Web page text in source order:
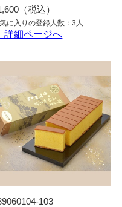
（税込）
に入りの登録人数：3人
詳細ページへ
103